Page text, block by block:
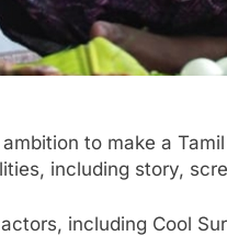
to make a
including story,
including Cool